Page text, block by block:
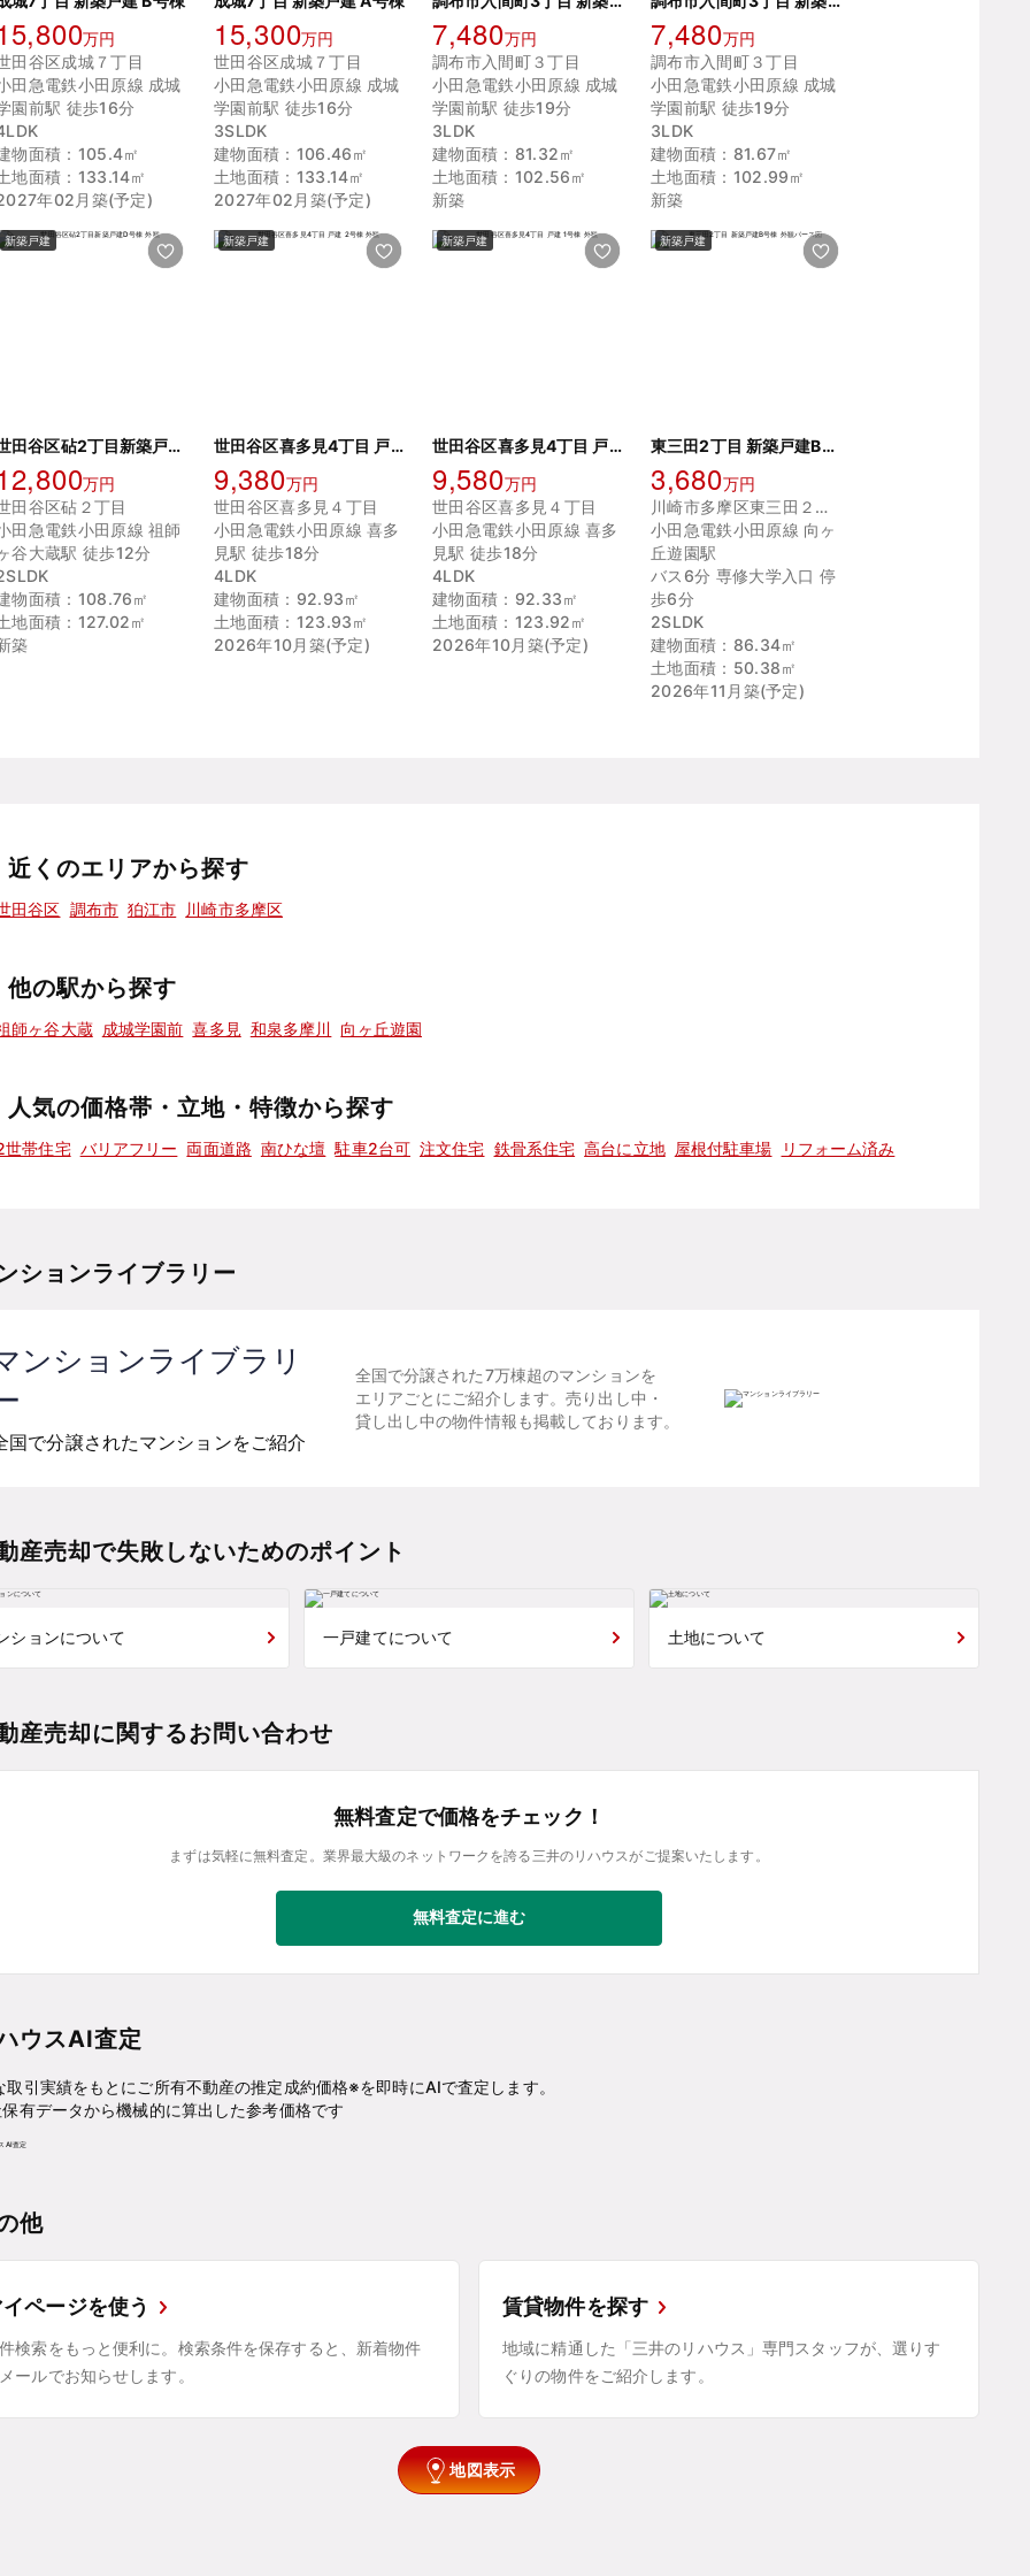
万円
田谷区成城７丁目
田急電鉄小田原線 成城
園前駅 徒歩16分
物面積：105.4㎡
地面積：133.14㎡
年02月築(予定)
15,300万円
世田谷区成城７丁目
小田急電鉄小田原線 成城
学園前駅 徒歩16分
3SLDK
建物面積：106.46㎡
土地面積：133.14㎡
2027年02月築(予定)
7,480万円
調布市入間町３丁目
小田急電鉄小田原線 成城
学園前駅 徒歩19分
3LDK
建物面積：81.32㎡
土地面積：102.56㎡
新築
7,480万円
調布市入間町３丁目
小田急電鉄小田原線 成城
学園前駅 徒歩19分
3LDK
建物面積：81.67㎡
土地面積：102.99㎡
新築
新築戸建
世田谷区砧2丁目新築戸建D号棟
万円
田谷区砧２丁目
田急電鉄小田原線 祖師
谷大蔵駅 徒歩12分
物面積：108.76㎡
地面積：127.02㎡
築
新築戸建
世田谷区喜多見4丁目 戸建 2号棟
9,380万円
世田谷区喜多見４丁目
小田急電鉄小田原線 喜多
見駅 徒歩18分
4LDK
建物面積：92.93㎡
土地面積：123.93㎡
2026年10月築(予定)
新築戸建
世田谷区喜多見4丁目 戸建 1号棟
9,580万円
世田谷区喜多見４丁目
小田急電鉄小田原線 喜多
見駅 徒歩18分
4LDK
建物面積：92.33㎡
土地面積：123.92㎡
2026年10月築(予定)
新築戸建
東三田2丁目 新築戸建B号棟
3,680万円
川崎市多摩区東三田２丁目
小田急電鉄小田原線 向ヶ
丘遊園駅
バス6分 専修大学入口 停
歩6分
2SLDK
建物面積：86.34㎡
土地面積：50.38㎡
2026年11月築(予定)
近くのエリアから探す
田谷区 調布市 狛江市 川崎市多摩区
他の駅から探す
師ヶ谷大蔵 成城学園前 喜多見 和泉多摩川 向ヶ丘遊園
人気の価格帯・立地・特徴から探す
世帯住宅 バリアフリー 両面道路 南ひな壇 駐車2台可 注文住宅 鉄骨系住宅 高台に立地 屋根付駐車場 リフォーム済み
ションライブラリー
ンションライブラリ
国で分譲されたマンションをご紹介
全国で分譲された7万棟超のマンションを
エリアごとにご紹介します。売り出し中・
貸し出し中の物件情報も掲載しております。
産売却で失敗しないためのポイント
ションについて 一戸建てについて 土地について
産売却に関するお問い合わせ
無料査定で価格をチェック！
まずは気軽に無料査定。業界最大級のネットワークを誇る三井のリハウスがご提案いたします。
無料査定に進む
ウスAI査定
取引実績をもとにご所有不動産の推定成約価格※を即時にAIで査定します。
有データから機械的に算出した参考価格です
他
ページを使う
検索をもっと便利に。検索条件を保存すると、新着物件
ールでお知らせします。
賃貸物件を探す
地域に精通した「三井のリハウス」専門スタッフが、選りす
ぐりの物件をご紹介します。
地図表示